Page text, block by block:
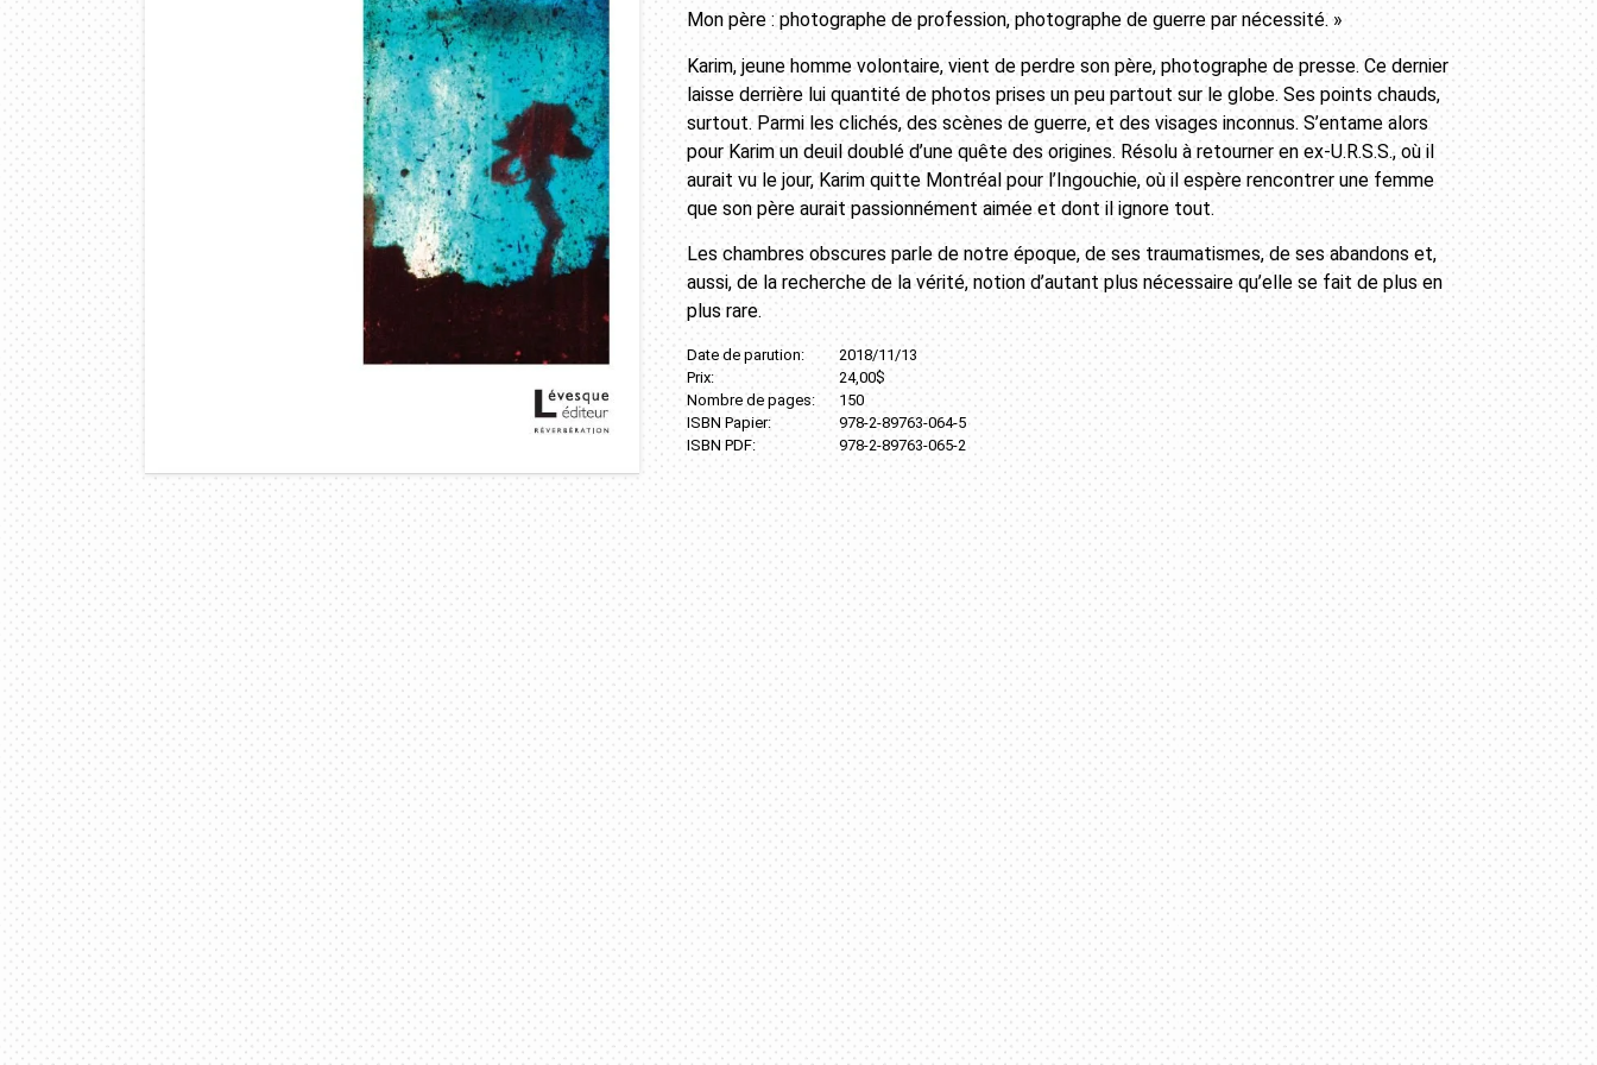
Mon père : photographe de profession, photographe de guerre par nécessité. »
Karim, jeune homme volontaire, vient de perdre son père, photographe de presse. Ce dernier
laisse derrière lui quantité de photos prises un peu partout sur le globe. Ses points chauds,
surtout. Parmi les clichés, des scènes de guerre, et des visages inconnus. S’entame alors
pour Karim un deuil doublé d’une quête des origines. Résolu à retourner en ex-U.R.S.S., où il
aurait vu le jour, Karim quitte Montréal pour l’Ingouchie, où il espère rencontrer une femme
que son père aurait passionnément aimée et dont il ignore tout.
Les chambres obscures parle de notre époque, de ses traumatismes, de ses abandons et,
aussi, de la recherche de la vérité, notion d’autant plus nécessaire qu’elle se fait de plus en
plus rare.
Date de parution:
Prix:
Nombre de pages:
ISBN Papier:
ISBN PDF:
2018/11/13
24,00$
150
978-2-89763-064-5
978-2-89763-065-2